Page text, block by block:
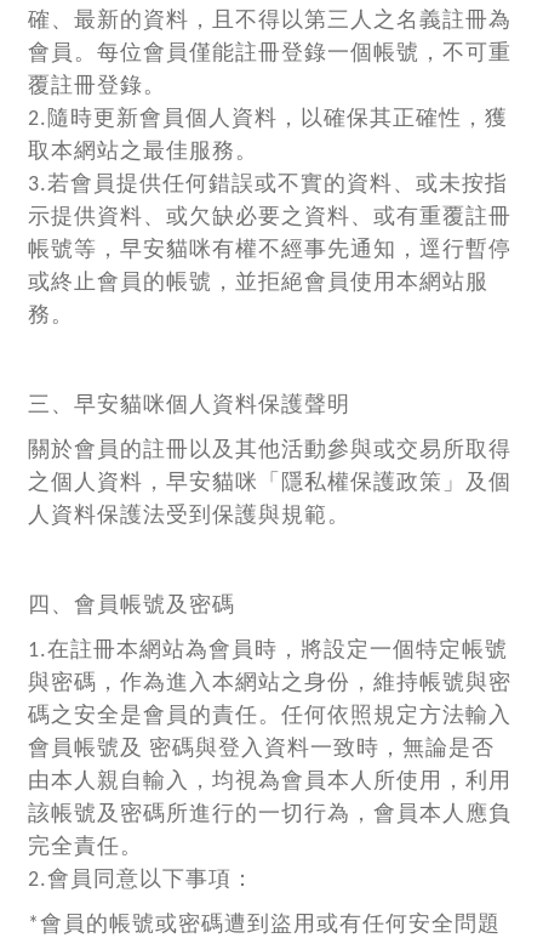
確、最新的資料，且不得以第三人之名義註冊為
會員。每位會員僅能註冊登錄一個帳號，不可重
覆註冊登錄。
2.隨時更新會員個人資料，以確保其正確性，獲
取本網站之最佳服務。
3.若會員提供任何錯誤或不實的資料、或未按指
示提供資料、或欠缺必要之資料、或有重覆註冊
帳號等，早安貓咪有權不經事先通知，逕行暫停
或終止會員的帳號，並拒絕會員使用本網站服
務。
三、早安貓咪個人資料保護聲明
關於會員的註冊以及其他活動參與或交易所取得
之個人資料，早安貓咪「隱私權保護政策」及個
人資料保護法受到保護與規範。
四、會員帳號及密碼
1.在註冊本網站為會員時，將設定一個特定帳號
與密碼，作為進入本網站之身份，維持帳號與密
碼之安全是會員的責任。任何依照規定方法輸入
會員帳號及 密碼與登入資料一致時，無論是否
由本人親自輸入，均視為會員本人所使用，利用
該帳號及密碼所進行的一切行為，會員本人應負
完全責任。
2.會員同意以下事項：
*會員的帳號或密碼遭到盜用或有任何安全問題